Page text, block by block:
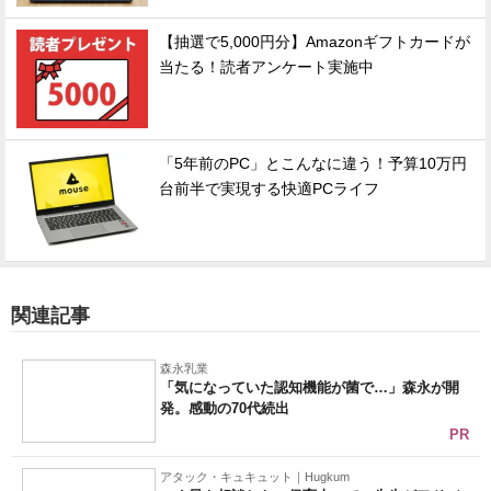
【抽選で5,000円分】Amazonギフトカードが
当たる！読者アンケート実施中
「5年前のPC」とこんなに違う！予算10万円
台前半で実現する快適PCライフ
関連記事
森永乳業
「気になっていた認知機能が菌で…」森永が開
発。感動の70代続出
PR
アタック・キュキュット｜Hugkum